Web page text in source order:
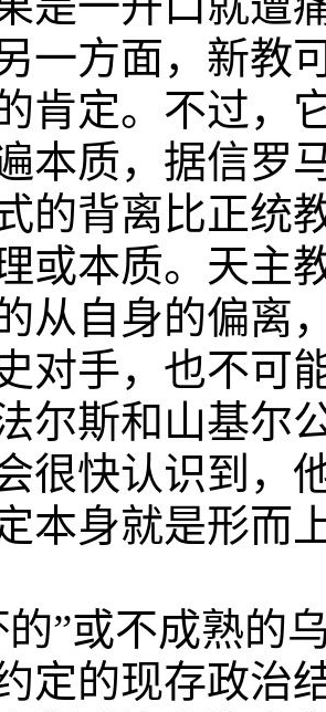
一方面，新教
肯定。不过，
本质，据信罗
的背离比正统
或本质。天主
从自身的偏离
对手，也不可
尔斯和山基尔
很快认识到，
本身就是形而
或不成熟的乌
定的现存政治